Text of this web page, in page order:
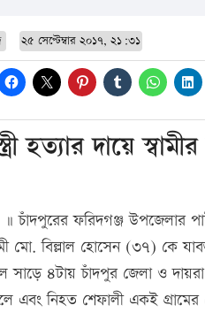
২৫ সেপ্টেম্বার ২০১৭, ২১:৩১
হত্যার দায়ে
॥ চাঁদপুরের ফরিদগঞ্জ উপজেলার
মো. বিল্লাল হোসেন (৩৭) কে
সাড়ে ৪টায় চাঁদপুর জেলা ও
এবং নিহত শেফালী একই